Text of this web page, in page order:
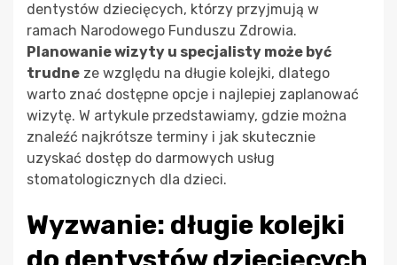
dentystów dziecięcych, którzy przyjmują w
ramach Narodowego Funduszu Zdrowia.
Planowanie wizyty u specjalisty może być
trudne ze względu na długie kolejki, dlatego
warto znać dostępne opcje i najlepiej zaplanować
wizytę. W artykule przedstawiamy, gdzie można
znaleźć najkrótsze terminy i jak skutecznie
uzyskać dostęp do darmowych usług
stomatologicznych dla dzieci.
Wyzwanie: długie kolejki